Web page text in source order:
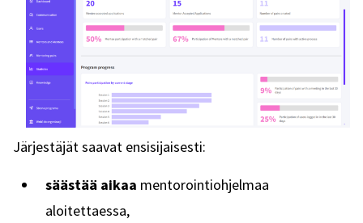
Järjestäjät saavat ensisijaisesti:
säästää aikaa mentorointiohjelmaa
aloitettaessa,